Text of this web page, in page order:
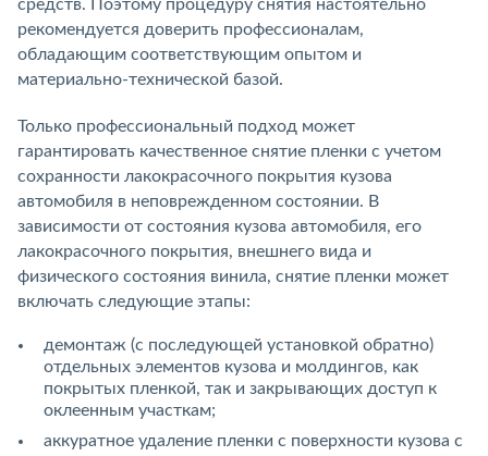
средств. Поэтому процедуру снятия настоятельно
рекомендуется доверить профессионалам,
обладающим соответствующим опытом и
материально-технической базой.
Только профессиональный подход может
гарантировать качественное снятие пленки с учетом
сохранности лакокрасочного покрытия кузова
автомобиля в неповрежденном состоянии. В
зависимости от состояния кузова автомобиля, его
лакокрасочного покрытия, внешнего вида и
физического состояния винила, снятие пленки может
включать следующие этапы:
демонтаж (с последующей установкой обратно)
отдельных элементов кузова и молдингов, как
покрытых пленкой, так и закрывающих доступ к
оклеенным участкам;
аккуратное удаление пленки с поверхности кузова с